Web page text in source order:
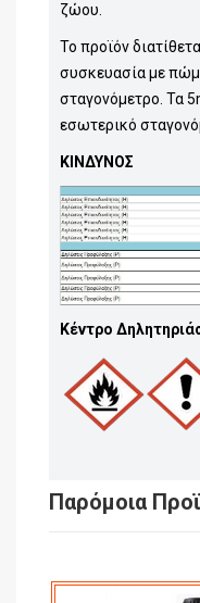
ζώου.
Το προϊόν
συσκευασία με
σταγονόμετρο. Τα
εσωτερικό
ΚΙΝΔΥΝΟΣ
Κέντρο
Παρόμοια